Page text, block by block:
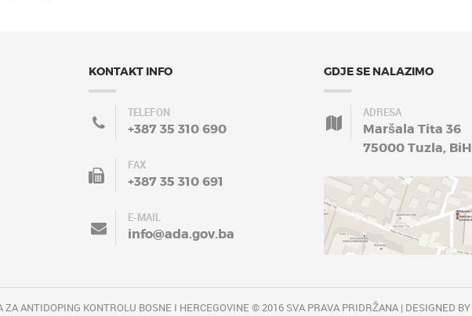
KONTAKT INFO
TELEFON
+387 35 310 690
FAX
+387 35 310 691
E-MAIL
info@ada.gov.ba
GDJE SE NALAZIMO
ADRESA
Maršala Tita 36
75000 Tuzla, BiH
ZA ANTIDOPING KONTROLU BOSNE I HERCEGOVINE © 2016 SVA PRAVA PRIDRŽANA | DESIGNED BY